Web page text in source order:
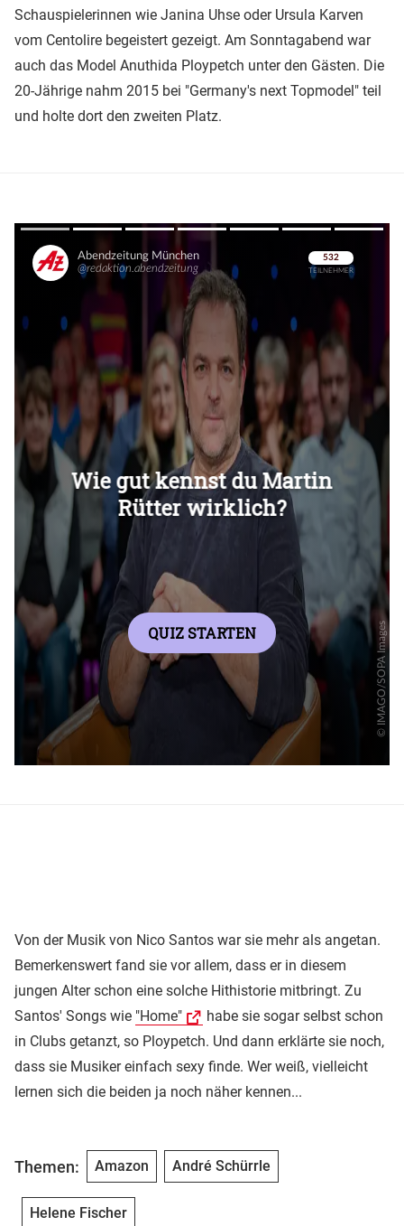
Schauspielerinnen wie Janina Uhse oder Ursula Karven
vom Centolire begeistert gezeigt. Am Sonntagabend war
auch das Model Anuthida Ploypetch unter den Gästen. Die
20-Jährige nahm 2015 bei "Germany's next Topmodel" teil
und holte dort den zweiten Platz.
Überspringen
Überspringen
Von der Musik von Nico Santos war sie mehr als angetan.
Bemerkenswert fand sie vor allem, dass er in diesem
jungen Alter schon eine solche Hithistorie mitbringt. Zu
Santos' Songs wie "Home"
habe sie sogar selbst schon
in Clubs getanzt, so Ploypetch. Und dann erklärte sie noch,
dass sie Musiker einfach sexy finde. Wer weiß, vielleicht
lernen sich die beiden ja noch näher kennen...
Themen: Amazon André Schürrle
Helene Fischer